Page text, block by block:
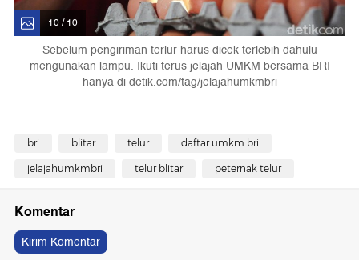
10 / 10
Sebelum pengiriman terlur harus dicek terlebih dahulu
mengunakan lampu. Ikuti terus jelajah UMKM bersama BRI
hanya di detik.com/tag/jelajahumkmbri
bri blitar telur daftar umkm bri
jelajahumkmbri telur blitar peternak telur
Komentar
Kirim Komentar